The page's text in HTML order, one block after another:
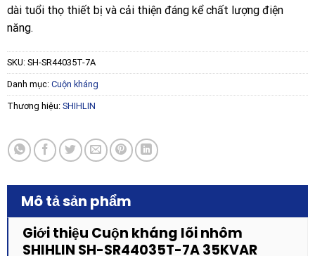
dài tuổi thọ thiết bị và cải thiện đáng kể chất lượng điện
năng.
SKU: SH-SR44035T-7A
Danh mục: Cuộn kháng
Thương hiệu: SHIHLIN
Mô tả sản phẩm
Giới thiệu Cuộn kháng lõi nhôm
SHIHLIN SH-SR44035T-7A 35KVAR